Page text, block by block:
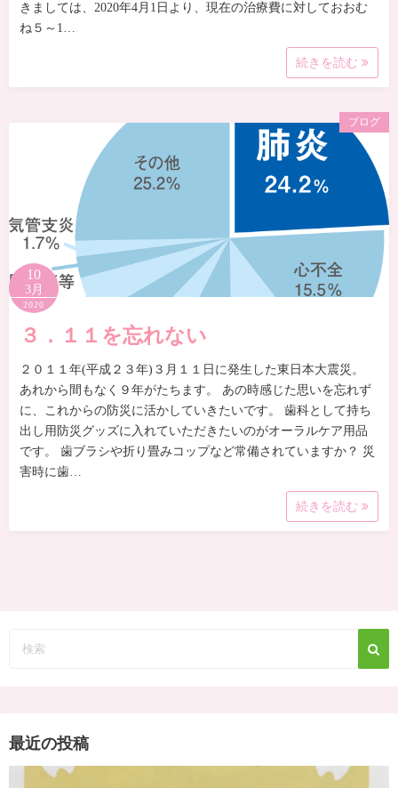
きましては、2020年4月1日より、現在の治療費に対しておおむ
ね５～1…
続きを読む
ブログ
10
3月
2020
３．１１を忘れない
２０１１年(平成２３年)３月１１日に発生した東日本大震災。
あれから間もなく９年がたちます。 あの時感じた思いを忘れず
に、これからの防災に活かしていきたいです。 歯科として持ち
出し用防災グッズに入れていただきたいのがオーラルケア用品
です。 歯ブラシや折り畳みコップなど常備されていますか？ 災
害時に歯…
続きを読む
最近の投稿